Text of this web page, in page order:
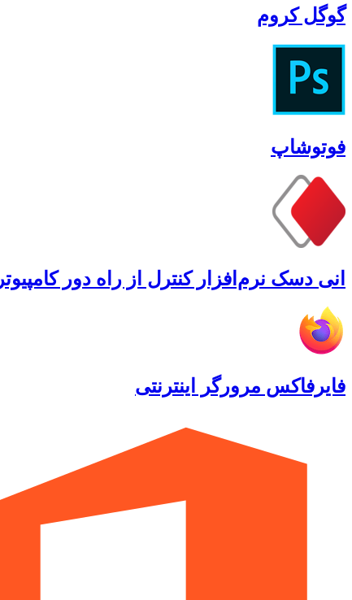
گوگل کروم
فوتوشاپ
انی دسک نرم‌افزار کنترل از راه دور کامپیوتر
فایرفاکس مرورگر اینترنتی